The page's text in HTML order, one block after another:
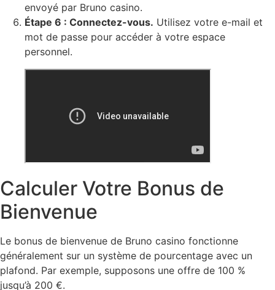
envoyé par Bruno casino.
Étape 6 : Connectez-vous. Utilisez votre e-mail et
mot de passe pour accéder à votre espace
personnel.
Calculer Votre Bonus de
Bienvenue
Le bonus de bienvenue de Bruno casino fonctionne
généralement sur un système de pourcentage avec un
plafond. Par exemple, supposons une offre de 100 %
jusqu’à 200 €.